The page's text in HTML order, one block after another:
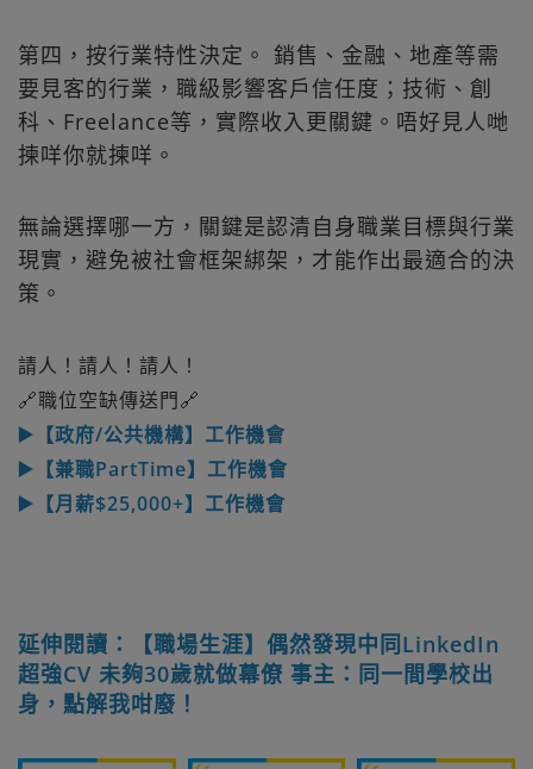
第四，按行業特性決定。 銷售、金融、地產等需
要見客的行業，職級影響客戶信任度；技術、創
科、Freelance等，實際收入更關鍵。唔好見人哋
揀咩你就揀咩。
無論選擇哪一方，關鍵是認清自身職業目標與行業
現實，避免被社會框架綁架，才能作出最適合的決
策。
請人！請人！請人！
🔗職位空缺傳送門🔗
▶️【政府/公共機構】工作機會
▶️【兼職PartTime】工作機會
▶️【月薪$25,000+】工作機會
延伸閱讀：【職場生涯】偶然發現中同LinkedIn
超強CV 未夠30歲就做幕僚 事主：同一間學校出
身，點解我咁廢！